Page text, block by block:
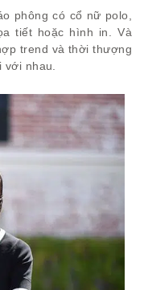
phông có cổ nữ polo,
tiết hoặc hình in. Và
trend và thời thượng
nhau.